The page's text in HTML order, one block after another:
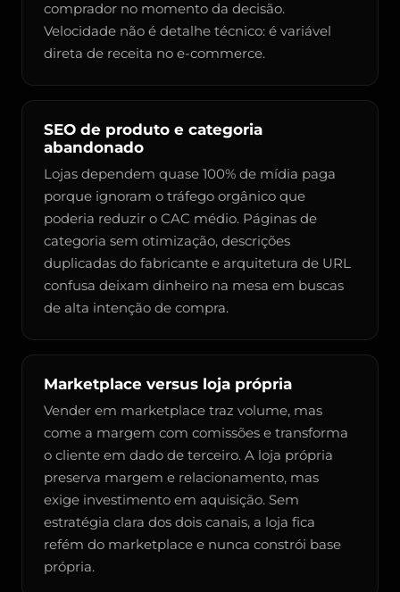
comprador no momento da decisão.
Velocidade não é detalhe técnico: é variável
direta de receita no e-commerce.
SEO de produto e categoria
abandonado
Lojas dependem quase 100% de mídia paga
porque ignoram o tráfego orgânico que
poderia reduzir o CAC médio. Páginas de
categoria sem otimização, descrições
duplicadas do fabricante e arquitetura de URL
confusa deixam dinheiro na mesa em buscas
de alta intenção de compra.
Marketplace versus loja própria
Vender em marketplace traz volume, mas
come a margem com comissões e transforma
o cliente em dado de terceiro. A loja própria
preserva margem e relacionamento, mas
exige investimento em aquisição. Sem
estratégia clara dos dois canais, a loja fica
refém do marketplace e nunca constrói base
própria.